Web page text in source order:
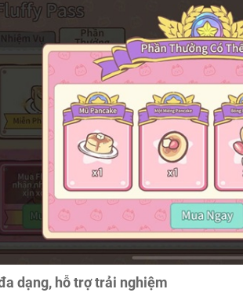
dạng, hỗ trợ trải nghiệm